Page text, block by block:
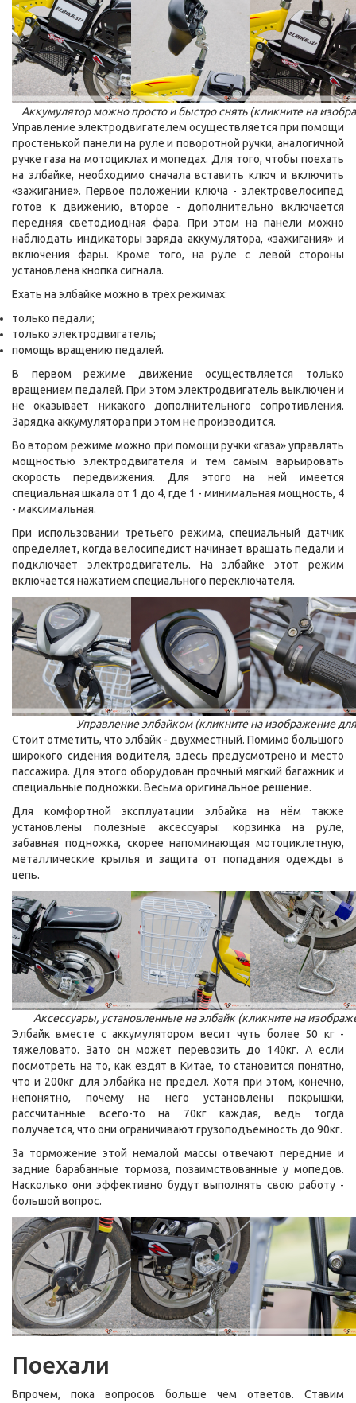
Аккумулятор можно просто и быстро снять (кликните на
Управление электродвигателем осуществляется при помощи
простенькой панели на руле и поворотной ручки, аналогичной
ручке газа на мотоциклах и мопедах. Для того, чтобы поехать
на элбайке, необходимо сначала вставить ключ и включить
«зажигание». Первое положении ключа - электровелосипед
готов к движению, второе - дополнительно включается
передняя светодиодная фара. При этом на панели можно
наблюдать индикаторы заряда аккумулятора, «зажигания» и
включения фары. Кроме того, на руле с левой стороны
установлена кнопка сигнала.
Ехать на элбайке можно в трёх режимах:
только педали;
только электродвигатель;
помощь вращению педалей.
В первом режиме движение осуществляется только
вращением педалей. При этом электродвигатель выключен и
не оказывает никакого дополнительного сопротивления.
Зарядка аккумулятора при этом не производится.
Во втором режиме можно при помощи ручки «газа» управлять
мощностью электродвигателя и тем самым варьировать
скорость передвижения. Для этого на ней имеется
специальная шкала от 1 до 4, где 1 - минимальная мощность, 4
- максимальная.
При использовании третьего режима, специальный датчик
определяет, когда велосипедист начинает вращать педали и
подключает электродвигатель. На элбайке этот режим
включается нажатием специального переключателя.
Управление элбайком (кликните на изображение
Стоит отметить, что элбайк - двухместный. Помимо большого
широкого сидения водителя, здесь предусмотрено и место
пассажира. Для этого оборудован прочный мягкий багажник и
специальные подножки. Весьма оригинальное решение.
Для комфортной эксплуатации элбайка на нём также
установлены полезные аксессуары: корзинка на руле,
забавная подножка, скорее напоминающая мотоциклетную,
металлические крылья и защита от попадания одежды в
цепь.
Аксессуары, установленные на элбайк (кликните на
Элбайк вместе с аккумулятором весит чуть более 50 кг -
тяжеловато. Зато он может перевозить до 140кг. А если
посмотреть на то, как ездят в Китае, то становится понятно,
что и 200кг для элбайка не предел. Хотя при этом, конечно,
непонятно, почему на него установлены покрышки,
рассчитанные всего-то на 70кг каждая, ведь тогда
получается, что они ограничивают грузоподъемность до 90кг.
За торможение этой немалой массы отвечают передние и
задние барабанные тормоза, позаимствованные у мопедов.
Насколько они эффективно будут выполнять свою работу -
большой вопрос.
Поехали
Впрочем, пока вопросов больше чем ответов. Ставим